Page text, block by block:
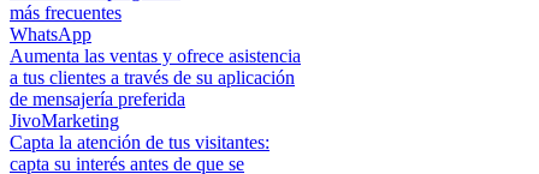
más frecuentes
WhatsApp
Aumenta las ventas y ofrece asistencia
a tus clientes a través de su aplicación
de mensajería preferida
JivoMarketing
Capta la atención de tus visitantes:
capta su interés antes de que se